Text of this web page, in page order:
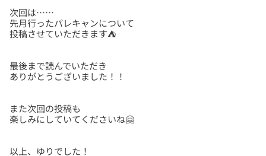
次回は……
先月行ったパレキャンについて
最後まで読んでいただき
また次回の投稿も